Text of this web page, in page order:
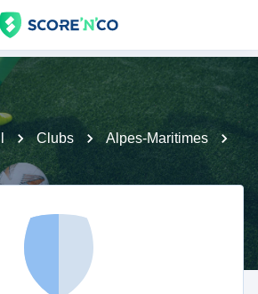
Clubs
Alpes-Maritimes